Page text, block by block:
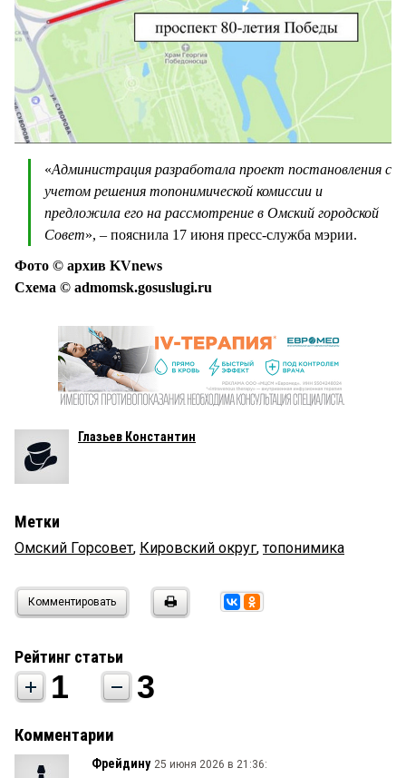
«Администрация разработала проект постановления с
учетом решения топонимической комиссии и
предложила его на рассмотрение в Омский городской
Совет», – пояснила 17 июня пресс-служба мэрии.
Фото © архив KVnews
Схема © admomsk.gosuslugi.ru
Глазьев Константин
Метки
Омский Горсовет, Кировский округ,топонимика
Комментировать
Рейтинг статьи
1 3
Комментарии
Фрейдину 25 июня 2026 в 21:36: